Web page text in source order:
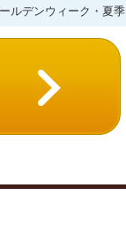
ルデンウィーク・夏季